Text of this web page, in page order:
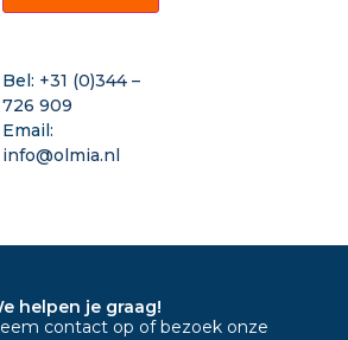
Bel: +31 (0)344 –
726 909
Email:
info@olmia.nl
helpen je graag!
contact op of bezoek onze